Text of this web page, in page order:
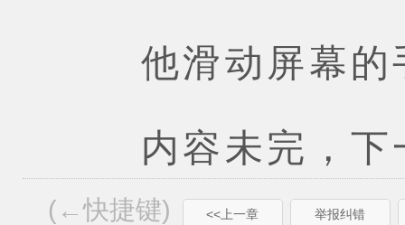
他滑动屏幕的手
内容未完，下
(←快捷键) <<上一章 举报纠错